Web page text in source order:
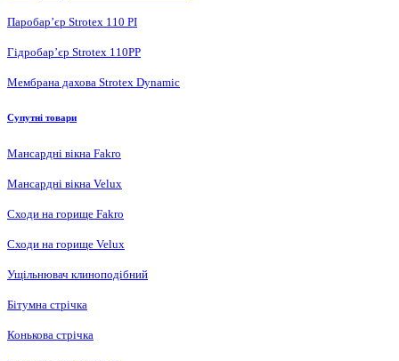
Паробар’єр Strotex 110 PI
Гідробар’єр Strotex 110PP
Мембрана дахова Strotex Dynamic
Супутні товари
Мансардні вікна Fakro
Мансардні вікна Velux
Сходи на горище Fakro
Сходи на горище Velux
Ущільнювач клиноподібний
Бітумна стрічка
Конькова стрічка